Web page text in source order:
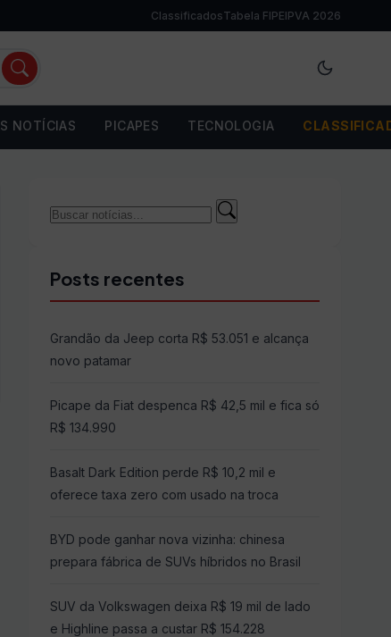
ClassificadosTabela FIPEIPVA 2026
NOTÍCIAS PICAPES TECNOLOGIA
Buscar
Buscar
Posts recentes
Grandão da Jeep corta R$ 53.051 e alcança
novo patamar
Picape da Fiat despenca R$ 42,5 mil e fica só
R$ 134.990
Basalt Dark Edition perde R$ 10,2 mil e
oferece taxa zero com usado na troca
BYD pode ganhar nova vizinha: chinesa
prepara fábrica de SUVs híbridos no Brasil
SUV da Volkswagen deixa R$ 19 mil de lado
e Highline passa a custar R$ 154.228